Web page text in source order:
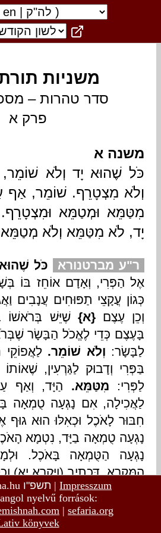
תשפ"ו | Impresszum
nyelvű források:
| sefaria.org
könyvek